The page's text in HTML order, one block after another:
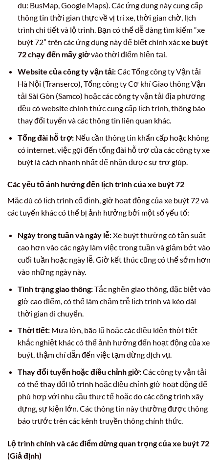
dụ: BusMap, Google Maps). Các ứng dụng này cung cấp
thông tin thời gian thực về vị trí xe, thời gian chờ, lịch
trình chi tiết và lộ trình. Bạn có thể dễ dàng tìm kiếm “xe
buýt 72” trên các ứng dụng này để biết chính xácxe buýt
72 chạy đến mấy giờvào thời điểm hiện tại.
Website của công ty vận tải:Các Tổng công ty Vận tải
Hà Nội (Transerco), Tổng công ty Cơ khí Giao thông Vận
tải Sài Gòn (Samco) hoặc các công ty vận tải địa phương
đều có website chính thức cung cấp lịch trình, thông báo
thay đổi tuyến và các thông tin liên quan khác.
Tổng đài hỗ trợ:Nếu cần thông tin khẩn cấp hoặc không
có internet, việc gọi đến tổng đài hỗ trợ của các công ty xe
buýt là cách nhanh nhất để nhận được sự trợ giúp.
Các yếu tố ảnh hưởng đến lịch trình của xe buýt 72
Mặc dù có lịch trình cố định, giờ hoạt động của xe buýt 72 và
các tuyến khác có thể bị ảnh hưởng bởi một số yếu tố:
Ngày trong tuần và ngày lễ:Xe buýt thường có tần suất
cao hơn vào các ngày làm việc trong tuần và giảm bớt vào
cuối tuần hoặc ngày lễ. Giờ kết thúc cũng có thể sớm hơn
vào những ngày này.
Tình trạng giao thông:Tắc nghẽn giao thông, đặc biệt vào
giờ cao điểm, có thể làm chậm trễ lịch trình và kéo dài
thời gian di chuyển.
Thời tiết:Mưa lớn, bão lũ hoặc các điều kiện thời tiết
khắc nghiệt khác có thể ảnh hưởng đến hoạt động của xe
buýt, thậm chí dẫn đến việc tạm dừng dịch vụ.
Thay đổi tuyến hoặc điều chỉnh giờ:Các công ty vận tải
có thể thay đổi lộ trình hoặc điều chỉnh giờ hoạt động để
phù hợp với nhu cầu thực tế hoặc do các công trình xây
dựng, sự kiện lớn. Các thông tin này thường được thông
báo trước trên các kênh truyền thông chính thức.
Lộ trình chính và các điểm dừng quan trọng của xe buýt 72
(Giả định)